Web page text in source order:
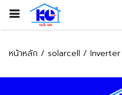
หน้าหลัก solarcell Inverter